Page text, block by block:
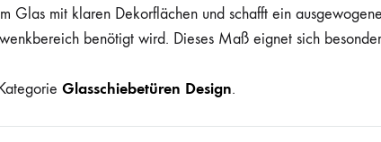
Glas mit klaren Dekorflächen und schafft ein
benötigt wird. Dieses Maß eignet sich
Glasschiebetüren Design.